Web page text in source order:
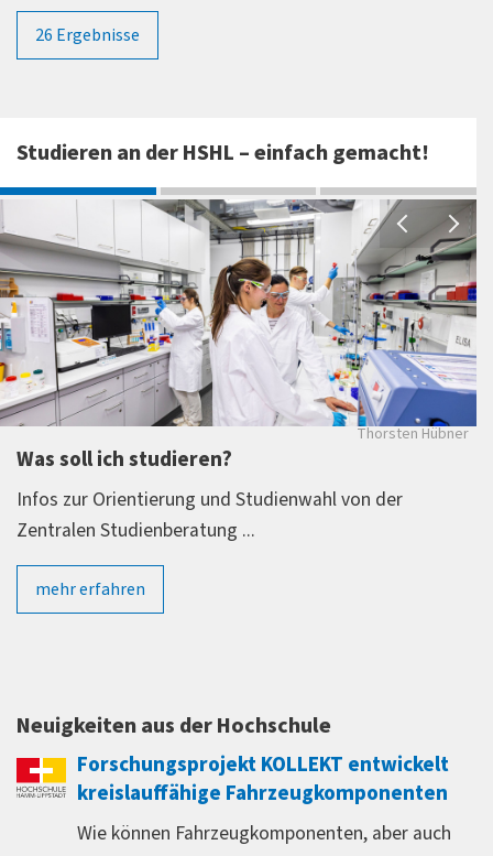
26 Ergebnisse
Studieren an der HSHL – einfach gemacht!
Thorsten Hübner
Was soll ich studieren?
Infos zur Orientierung und Studienwahl von der
Zentralen Studienberatung ...
mehr erfahren
Neuigkeiten aus der Hochschule
Forschungsprojekt KOLLEKT entwickelt
kreislauffähige Fahrzeugkomponenten
Wie können Fahrzeugkomponenten, aber auch